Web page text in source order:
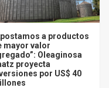
a productos
mayor valor
Oleaginosa
proyecta
por US$ 40